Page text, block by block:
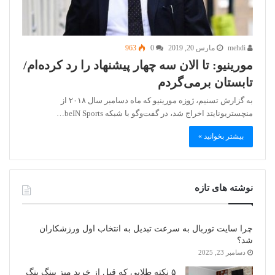
مارس 20, 2019 963
مورینیو: تا الان سه چهار پیشنهاد را رد کرده‌ام/
تابستان برمی‌گردم
به گزارش تسنیم، ژوزه مورینیو که ماه دسامبر سال ۲۰۱۸ از
منچستریونایتد اخراج شد، در گفت‌و‌گو با شبکه beIN Sports…
بیشتر بخوانید »
نوشته های تازه
چرا سایت توربال به ‌سرعت تبدیل به انتخاب اول ورزشکاران
شد؟
دسامبر 23, 2025
۵ نکته طلایی که قبل از خرید میز پینگ پنگ